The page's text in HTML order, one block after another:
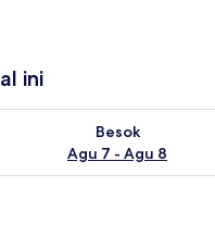
ini
Agu 7
Besok
Agu 7 - Agu 8
ketersediaan untuk